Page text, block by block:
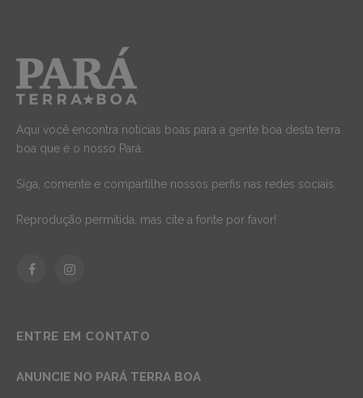
Aqui você encontra notícias boas para a gente boa desta terra
boa que é o nosso Pará.
Siga, comente e compartilhe nossos perfis nas redes sociais.
Reprodução permitida, mas cite a fonte por favor!
FacebookInstagram
ENTRE EM CONTATO
ANUNCIE NO PARÁ TERRA BOA